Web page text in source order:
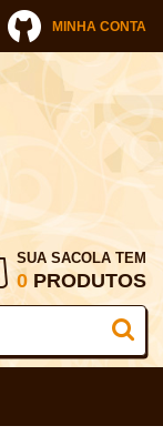
MINHA CONTA
SUA SACOLA TEM
0 PRODUTOS